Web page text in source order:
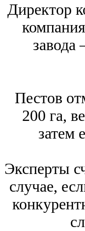
Директор
завода
Пестов
200 га,
затем
Эксперты
случае,